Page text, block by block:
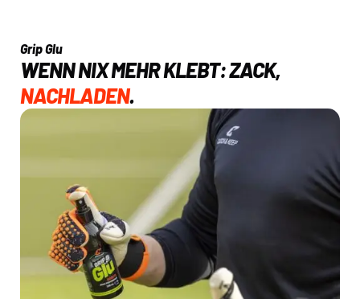
Grip Glu
WENN NIX MEHR KLEBT: ZACK,
NACHLADEN.